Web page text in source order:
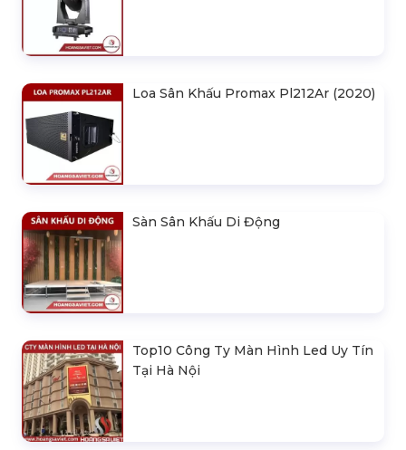
Loa Sân Khấu Promax Pl212Ar (2020)
Sàn Sân Khấu Di Động
Top10 Công Ty Màn Hình Led Uy Tín
Tại Hà Nội